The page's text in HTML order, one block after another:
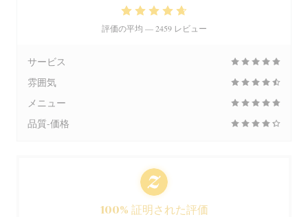
評価の平均 —2459 レビュー
サービス
雰囲気
メニュー
品質-価格
100% 証明された評価